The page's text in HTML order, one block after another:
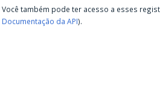
Você também pode ter acesso a esses
Documentação da API).